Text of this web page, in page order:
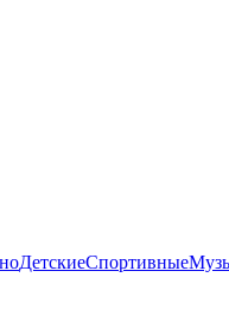
ДетскиеСпортивные